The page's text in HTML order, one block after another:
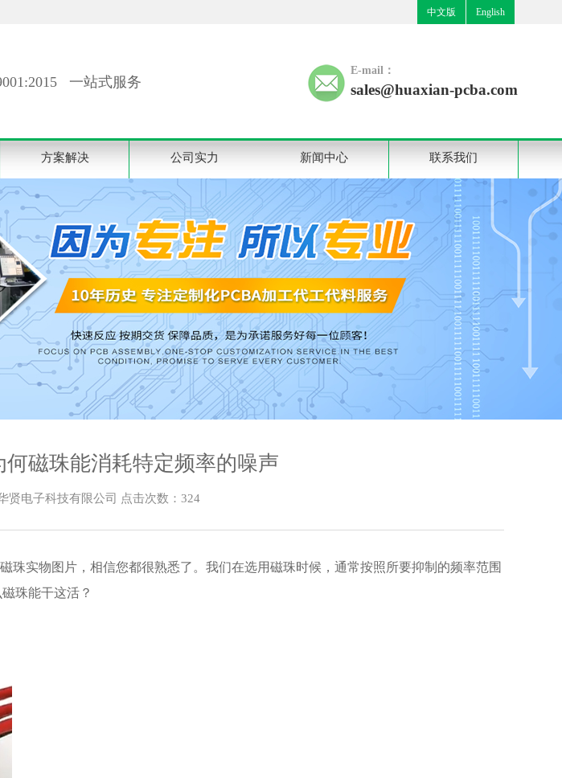
中文版 English
一站式服务
E-mail：
sales@huaxian-pcba.com
方案解决 公司实力 新闻中心 联系我们
磁珠能消耗特定频率的噪声
贤电子科技有限公司 点击次数： 324
珠实物图片，相信您都很熟悉了。我们在选用磁珠时候，通常按照所要抑制的频率范围
珠能干这活？